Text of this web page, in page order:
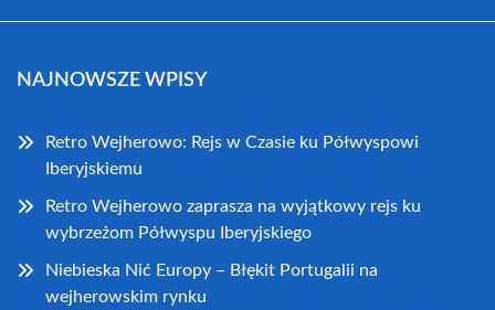
NAJNOWSZE WPISY
Retro Wejherowo: Rejs w Czasie ku Półwyspowi
Iberyjskiemu
Retro Wejherowo zaprasza na wyjątkowy rejs ku
wybrzeżom Półwyspu Iberyjskiego
Niebieska Nić Europy – Błękit Portugalii na
wejherowskim rynku